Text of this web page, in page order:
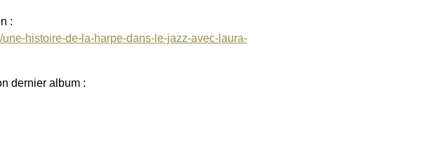
:
histoire-de-la-harpe-dans-le-jazz-avec-laura-
dernier album :